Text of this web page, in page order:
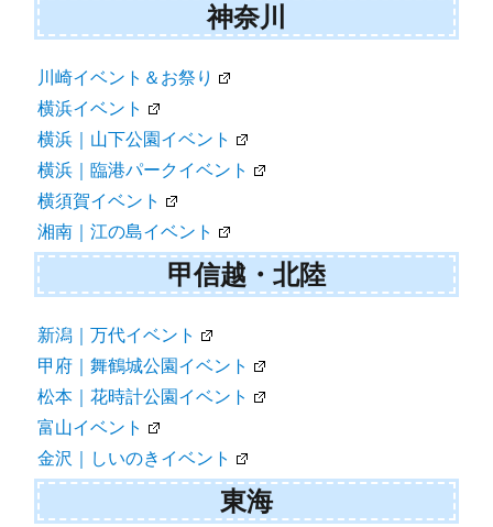
神奈川
川崎イベント＆お祭り
横浜イベント
横浜｜山下公園イベント
横浜｜臨港パークイベント
横須賀イベント
湘南｜江の島イベント
甲信越・北陸
新潟｜万代イベント
甲府｜舞鶴城公園イベント
松本｜花時計公園イベント
富山イベント
金沢｜しいのきイベント
東海